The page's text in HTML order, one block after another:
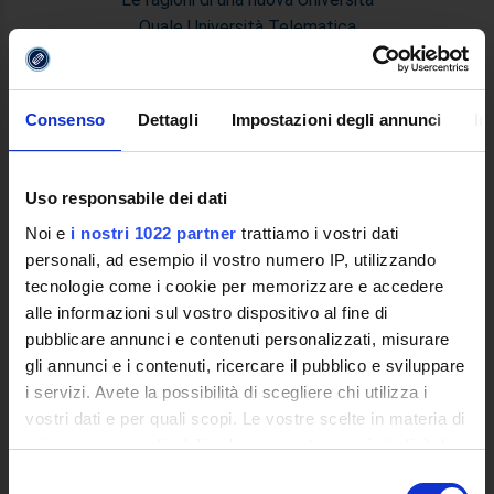
Consenso Dettagli Impostazioni degli annunci
Uso responsabile dei dati
Noi e i nostri 1022 partner trattiamo i vostri dati
personali, ad esempio il vostro numero IP, utilizzando
tecnologie come i cookie per memorizzare e accedere
alle informazioni sul vostro dispositivo al fine di
pubblicare annunci e contenuti personalizzati, misurare
gli annunci e i contenuti, ricercare il pubblico e sviluppare
i servizi. Avete la possibilità di scegliere chi utilizza i
vostri dati e per quali scopi. Le vostre scelte in materia di
privacy sono applicabili solo su questa proprietà digitale
Quale Università Telematica
Trasparenza e Assicurazione della Quallità
Le Sedi
Sistemi Informativi di Ateneo
Bandi e Concorsi
Poli di Studio
International Cooperation
L'infrastruttura di e-Learning
Eventi
Siti Istituzionali e Progetti Interuniversitari